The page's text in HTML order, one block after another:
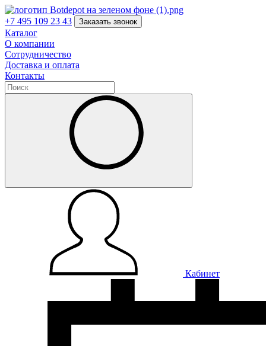
+7 495 109 23 43 Заказать звонок
Каталог
О компании
Сотрудничество
Доставка и оплата
Контакты
Кабинет